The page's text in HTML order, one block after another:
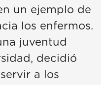
un ejemplo de
los enfermos.
juventud
decidió
a los